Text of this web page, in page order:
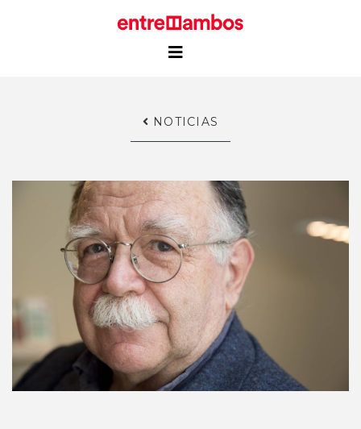
NOTICIAS